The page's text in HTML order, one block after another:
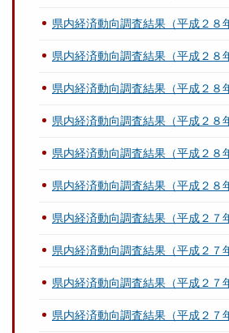
県内経済動向調査結果（平成２８
県内経済動向調査結果（平成２８
県内経済動向調査結果（平成２８
県内経済動向調査結果（平成２８
県内経済動向調査結果（平成２８
県内経済動向調査結果（平成２８
県内経済動向調査結果（平成２７
県内経済動向調査結果（平成２７
県内経済動向調査結果（平成２７
県内経済動向調査結果（平成２７